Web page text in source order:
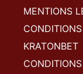
MENTIONS
KRATONBET